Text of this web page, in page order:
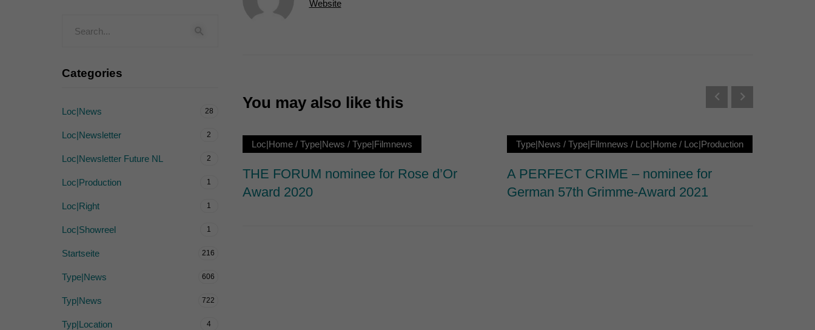
Website
You may also like this
Loc|Home/ Type|News / Type|Filmnews
THE FORUM nominee for Rose d’Or
Award 2020
Type|News / Type|Filmnews / Loc|Home/ Loc|Production
A PERFECT CRIME – nominee for
German 57th Grimme-Award 2021
Categories
Loc|News 28
Loc|Newsletter 2
Loc|Newsletter Future NL 2
Loc|Production 1
Loc|Right 1
Loc|Showreel 1
Startseite 216
Type|News 606
Typ|News 722
Typ|Location 4
Externe Medien (7)
Inhalte von Videoplattformen und Social-Media-Plattformen werden standardmäßig blockiert. Wenn Cookies von externen Medien